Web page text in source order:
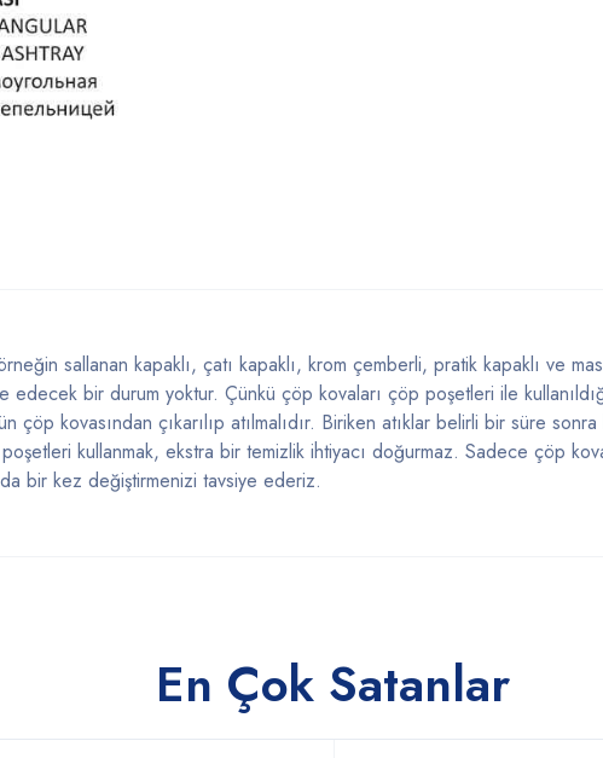
sallanan kapaklı, çatı kapaklı, krom çemberli, pratik kapaklı ve
edecek bir durum yoktur. Çünkü çöp kovaları çöp poşetleri ile
kovasından çıkarılıp atılmalıdır. Biriken atıklar belirli bir süre
kullanmak, ekstra bir temizlik ihtiyacı doğurmaz. Sadece çöp
bir kez değiştirmenizi tavsiye ederiz.
En Çok Satanlar